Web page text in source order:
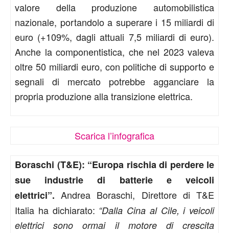
valore della produzione automobilistica
nazionale, portandolo a superare i 15 miliardi di
euro (+109%, dagli attuali 7,5 miliardi di euro).
Anche la componentistica, che nel 2023 valeva
oltre 50 miliardi euro, con politiche di supporto e
segnali di mercato potrebbe agganciare la
propria produzione alla transizione elettrica.
Scarica l’infografica
Boraschi (T&E): “Europa rischia di perdere le
sue industrie di batterie e veicoli
elettrici”.Andrea Boraschi, Direttore di T&E
Italia ha dichiarato: “Dalla Cina al Cile, i veicoli
elettrici sono ormai il motore di crescita